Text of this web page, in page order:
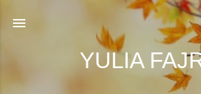
Skip to main content
YULIA